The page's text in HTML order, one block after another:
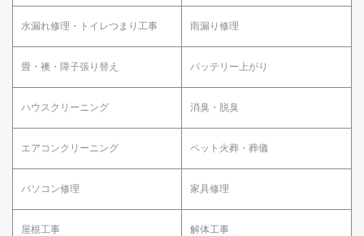
水漏れ修理・トイレつまり工事 雨漏り修理
畳・襖・障子張り替え バッテリー上がり
ハウスクリーニング 消臭・脱臭
エアコンクリーニング ペット火葬・葬儀
パソコン修理 家具修理
屋根工事 解体工事